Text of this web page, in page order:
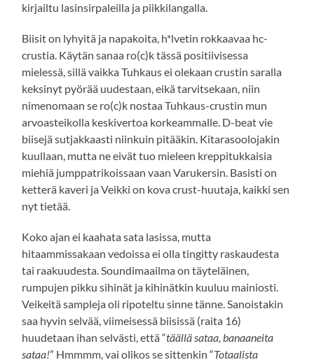
kirjailtu lasinsirpaleilla ja piikkilangalla.
Biisit on lyhyitä ja napakoita, h*lvetin rokkaavaa hc-
crustia. Käytän sanaa ro(c)k tässä positiivisessa
mielessä, sillä vaikka Tuhkaus ei olekaan crustin saralla
keksinyt pyörää uudestaan, eikä tarvitsekaan, niin
nimenomaan se ro(c)k nostaa Tuhkaus-crustin mun
arvoasteikolla keskivertoa korkeammalle. D-beat vie
biisejä sutjakkaasti niinkuin pitääkin. Kitarasoolojakin
kuullaan, mutta ne eivät tuo mieleen kreppitukkaisia
miehiä jumppatrikoissaan vaan Varukersin. Basisti on
ketterä kaveri ja Veikki on kova crust-huutaja, kaikki sen
nyt tietää.
Koko ajan ei kaahata sata lasissa, mutta
hitaammissakaan vedoissa ei olla tingitty raskaudesta
tai raakuudesta. Soundimaailma on täyteläinen,
rumpujen pikku sihinät ja kihinätkin kuuluu mainiosti.
Veikeitä sampleja oli ripoteltu sinne tänne. Sanoistakin
saa hyvin selvää, viimeisessä biisissä (raita 16)
huudetaan ihan selvästi, että “täällä sataa, banaaneita
sataa!” Hmmmm, vai olikos se sittenkin “Totaalista